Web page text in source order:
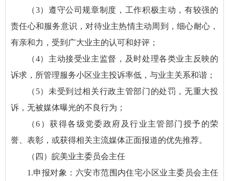
（3）遵守公司规章制度，工作积极主动，有较强的
责任心和服务意识，对待业主热情主动周到，细心耐心，
有亲和力，受到广大业主的认可和好评；
（4）主动接受业主监督，及时处理各类业主反映的
诉求，所管理服务小区业主投诉率低，与业主关系和谐；
（5）未受到过相关行政主管部门的处罚，无重大投
诉，无被媒体曝光的不良行为；
（6）获得各级党委政府及行业主管部门授予的荣
誉、表彰，或获得相关主流媒体正面报道的优先推荐。
（四）皖美业主委员会主任
1.申报对象：六安市范围内住宅小区业主委员会主任